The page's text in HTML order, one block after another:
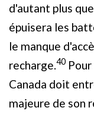
d'autant plus
épuisera les
le manque
recharge. 40
Canada doit
majeure de son